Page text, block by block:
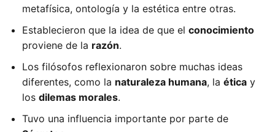
metafísica, ontología y la estética entre otras.
Establecieron que la idea de que el conocimiento
proviene de la razón.
Los filósofos reflexionaron sobre muchas ideas
diferentes, como la naturaleza humana, la ética y
los dilemas morales.
Tuvo una influencia importante por parte de